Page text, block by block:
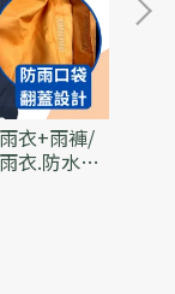
衣+雨褲/
衣.防水透